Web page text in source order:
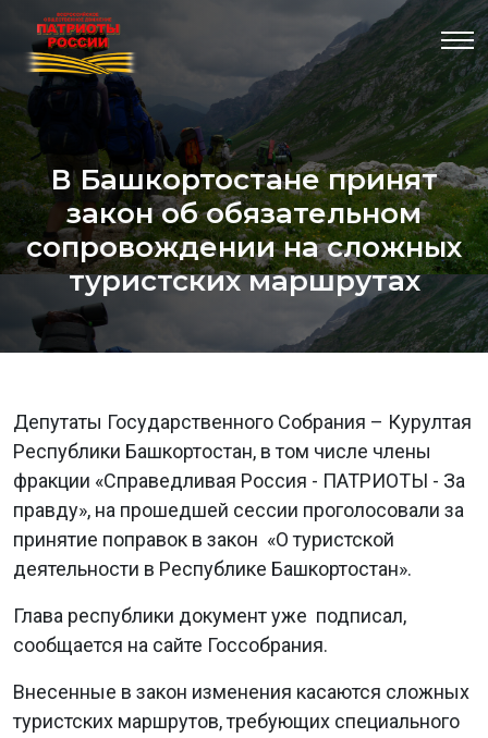
В Башкортостане принят
закон об обязательном
сопровождении на сложных
туристских маршрутах
Депутаты Государственного Собрания – Курултая
Республики Башкортостан, в том числе члены
фракции «Справедливая Россия - ПАТРИОТЫ - За
правду», на прошедшей сессии проголосовали за
принятие поправок в закон «О туристской
деятельности в Республике Башкортостан».
Глава республики документ уже подписал,
сообщается на сайте Госсобрания.
Внесенные в закон изменения касаются сложных
туристских маршрутов, требующих специального